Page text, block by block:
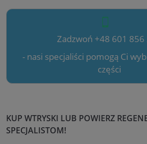
Zadzwoń +48 601 856
- nasi specjaliści pomogą Ci
części
KUP WTRYSKI LUB POWIERZ
SPECJALISTOM!